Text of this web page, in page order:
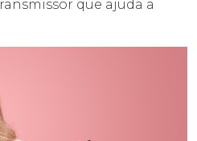
que ajuda a